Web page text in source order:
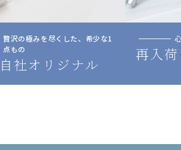
贅沢の極みを尽くした、希少な1
点もの
社オリジナル
再入荷